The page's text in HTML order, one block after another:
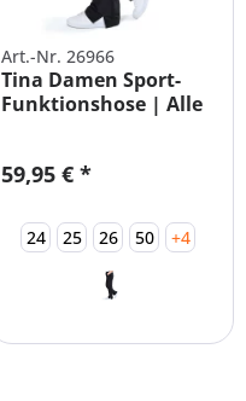
Art.-Nr. 26966
Tina Damen Sport-
Funktionshose | Alle
59,95 € *
24 25 26 50 +4